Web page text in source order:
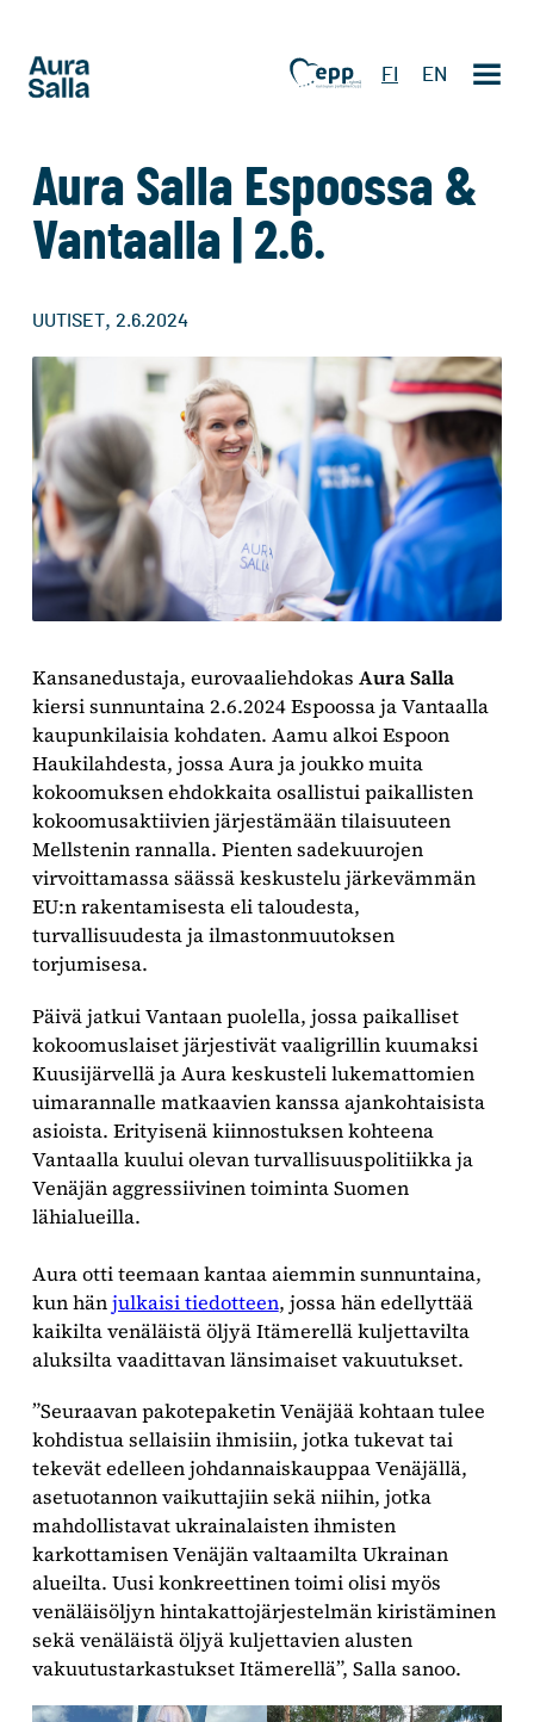
FI EN
Aura Salla Espoossa &
Vantaalla | 2.6.
UUTISET, 2.6.2024
Kansanedustaja, eurovaaliehdokas Aura Salla
kiersi sunnuntaina 2.6.2024 Espoossa ja Vantaalla
kaupunkilaisia kohdaten. Aamu alkoi Espoon
Haukilahdesta, jossa Aura ja joukko muita
kokoomuksen ehdokkaita osallistui paikallisten
kokoomusaktiivien järjestämään tilaisuuteen
Mellstenin rannalla. Pienten sadekuurojen
virvoittamassa säässä keskustelu järkevämmän
EU:n rakentamisesta eli taloudesta,
turvallisuudesta ja ilmastonmuutoksen
torjumisesa.
Päivä jatkui Vantaan puolella, jossa paikalliset
kokoomuslaiset järjestivät vaaligrillin kuumaksi
Kuusijärvellä ja Aura keskusteli lukemattomien
uimarannalle matkaavien kanssa ajankohtaisista
asioista. Erityisenä kiinnostuksen kohteena
Vantaalla kuului olevan turvallisuuspolitiikka ja
Venäjän aggressiivinen toiminta Suomen
lähialueilla.
Aura otti teemaan kantaa aiemmin sunnuntaina,
kun hänjulkaisi tiedotteen, jossa hän edellyttää
kaikilta venäläistä öljyä Itämerellä kuljettavilta
aluksilta vaadittavan länsimaiset vakuutukset.
”Seuraavan pakotepaketin Venäjää kohtaan tulee
kohdistua sellaisiin ihmisiin, jotka tukevat tai
tekevät edelleen johdannaiskauppaa Venäjällä,
asetuotannon vaikuttajiin sekä niihin, jotka
mahdollistavat ukrainalaisten ihmisten
karkottamisen Venäjän valtaamilta Ukrainan
alueilta. Uusi konkreettinen toimi olisi myös
venäläisöljyn hintakattojärjestelmän kiristäminen
sekä venäläistä öljyä kuljettavien alusten
vakuutustarkastukset Itämerellä”, Salla sanoo.